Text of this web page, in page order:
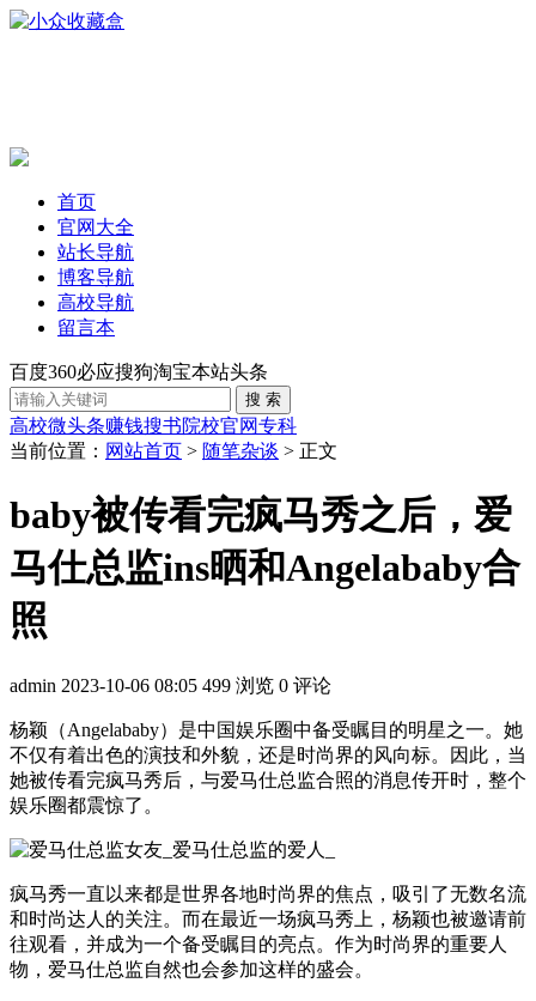
首页
官网大全
站长导航
博客导航
高校导航
留言本
百度360必应搜狗淘宝本站头条
高校微头条赚钱搜书院校官网专科
当前位置： 网站首页 > 随笔杂谈 > 正文
baby被传看完疯马秀之后，爱
马仕总监ins晒和Angelababy合
照
admin 2023-10-06 08:05 499 浏览 0 评论
杨颖（Angelababy）是中国娱乐圈中备受瞩目的明星之一。她
不仅有着出色的演技和外貌，还是时尚界的风向标。因此，当
她被传看完疯马秀后，与爱马仕总监合照的消息传开时，整个
娱乐圈都震惊了。
疯马秀一直以来都是世界各地时尚界的焦点，吸引了无数名流
和时尚达人的关注。而在最近一场疯马秀上，杨颖也被邀请前
往观看，并成为一个备受瞩目的亮点。作为时尚界的重要人
物，爱马仕总监自然也会参加这样的盛会。